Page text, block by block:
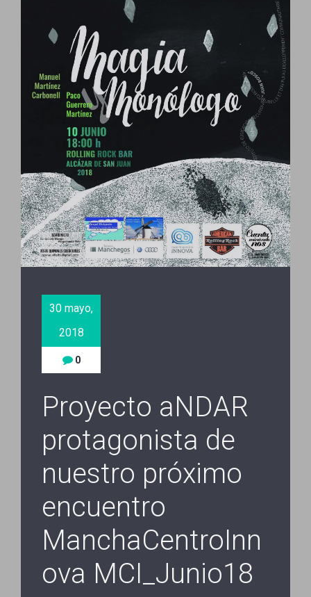
30 mayo,
2018
0
Proyecto aNDAR
protagonista de
nuestro próximo
encuentro
ManchaCentroInn
ova MCI_Junio18